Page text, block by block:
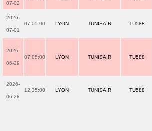
07-02
2026-
07-01
07:05:00 LYON TUNISAIR TU588
2026-
06-29
07:05:00 LYON TUNISAIR TU588
2026-
06-28
12:35:00 LYON TUNISAIR TU588